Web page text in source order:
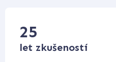
25
let zkušeností